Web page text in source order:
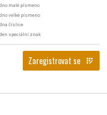
malé písmeno
velké písmeno
číslice
speciální znak
Zaregistrovat se app_registration